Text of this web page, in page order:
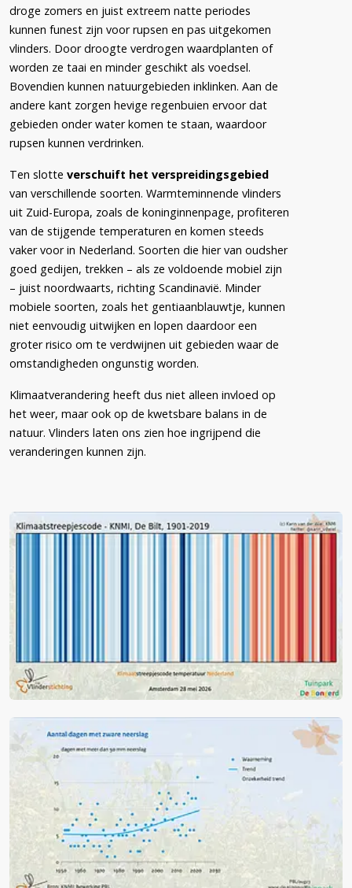
droge zomers en juist extreem natte periodes
kunnen funest zijn voor rupsen en pas uitgekomen
vlinders. Door droogte verdrogen waardplanten of
worden ze taai en minder geschikt als voedsel.
Bovendien kunnen natuurgebieden inklinken. Aan de
andere kant zorgen hevige regenbuien ervoor dat
gebieden onder water komen te staan, waardoor
rupsen kunnen verdrinken.
Ten slotte verschuift het verspreidingsgebied
van verschillende soorten. Warmteminnende vlinders
uit Zuid-Europa, zoals de koninginnenpage, profiteren
van de stijgende temperaturen en komen steeds
vaker voor in Nederland. Soorten die hier van oudsher
goed gedijen, trekken – als ze voldoende mobiel zijn
– juist noordwaarts, richting Scandinavië. Minder
mobiele soorten, zoals het gentiaanblauwtje, kunnen
niet eenvoudig uitwijken en lopen daardoor een
groter risico om te verdwijnen uit gebieden waar de
omstandigheden ongunstig worden.
Klimaatverandering heeft dus niet alleen invloed op
het weer, maar ook op de kwetsbare balans in de
natuur. Vlinders laten ons zien hoe ingrijpend die
veranderingen kunnen zijn.